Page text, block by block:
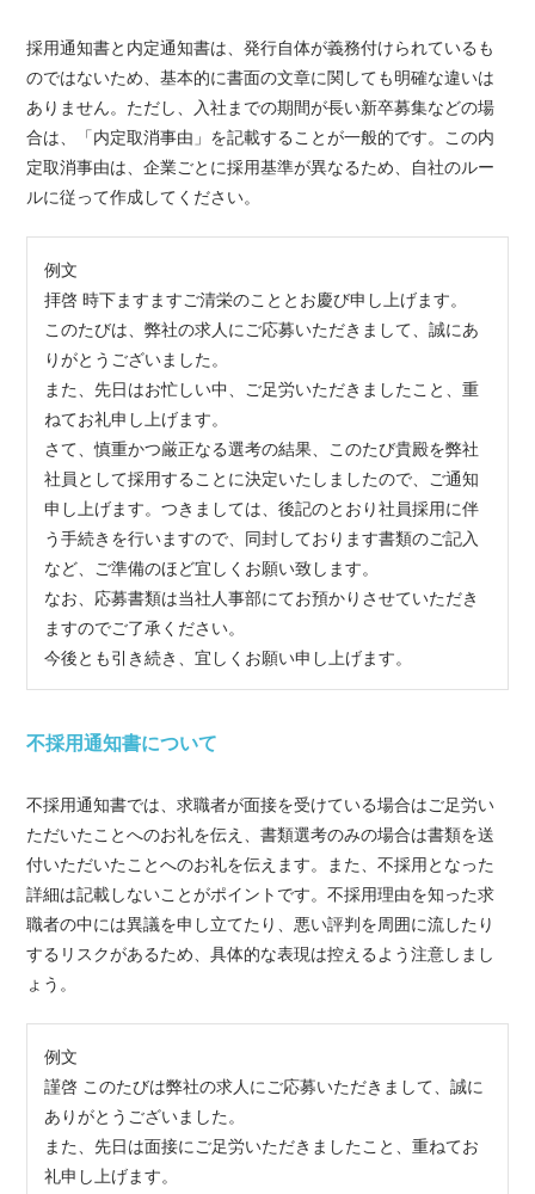
採用通知書と内定通知書は、発行自体が義務付けられているも
のではないため、基本的に書面の文章に関しても明確な違いは
ありません。ただし、入社までの期間が長い新卒募集などの場
合は、「内定取消事由」を記載することが一般的です。この内
定取消事由は、企業ごとに採用基準が異なるため、自社のルー
ルに従って作成してください。
例文
拝啓 時下ますますご清栄のこととお慶び申し上げます。
このたびは、弊社の求人にご応募いただきまして、誠にあ
りがとうございました。
また、先日はお忙しい中、ご足労いただきましたこと、重
ねてお礼申し上げます。
さて、慎重かつ厳正なる選考の結果、このたび貴殿を弊社
社員として採用することに決定いたしましたので、ご通知
申し上げます。つきましては、後記のとおり社員採用に伴
う手続きを行いますので、同封しております書類のご記入
など、ご準備のほど宜しくお願い致します。
なお、応募書類は当社人事部にてお預かりさせていただき
ますのでご了承ください。
今後とも引き続き、宜しくお願い申し上げます。
不採用通知書について
不採用通知書では、求職者が面接を受けている場合はご足労い
ただいたことへのお礼を伝え、書類選考のみの場合は書類を送
付いただいたことへのお礼を伝えます。また、不採用となった
詳細は記載しないことがポイントです。不採用理由を知った求
職者の中には異議を申し立てたり、悪い評判を周囲に流したり
するリスクがあるため、具体的な表現は控えるよう注意しまし
ょう。
例文
謹啓 このたびは弊社の求人にご応募いただきまして、誠に
ありがとうございました。
また、先日は面接にご足労いただきましたこと、重ねてお
礼申し上げます。